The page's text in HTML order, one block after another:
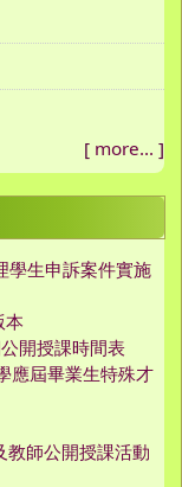
[ more... ]
學生申訴案件實施
本
開授課時間表
應屆畢業生特殊才
教師公開授課活動